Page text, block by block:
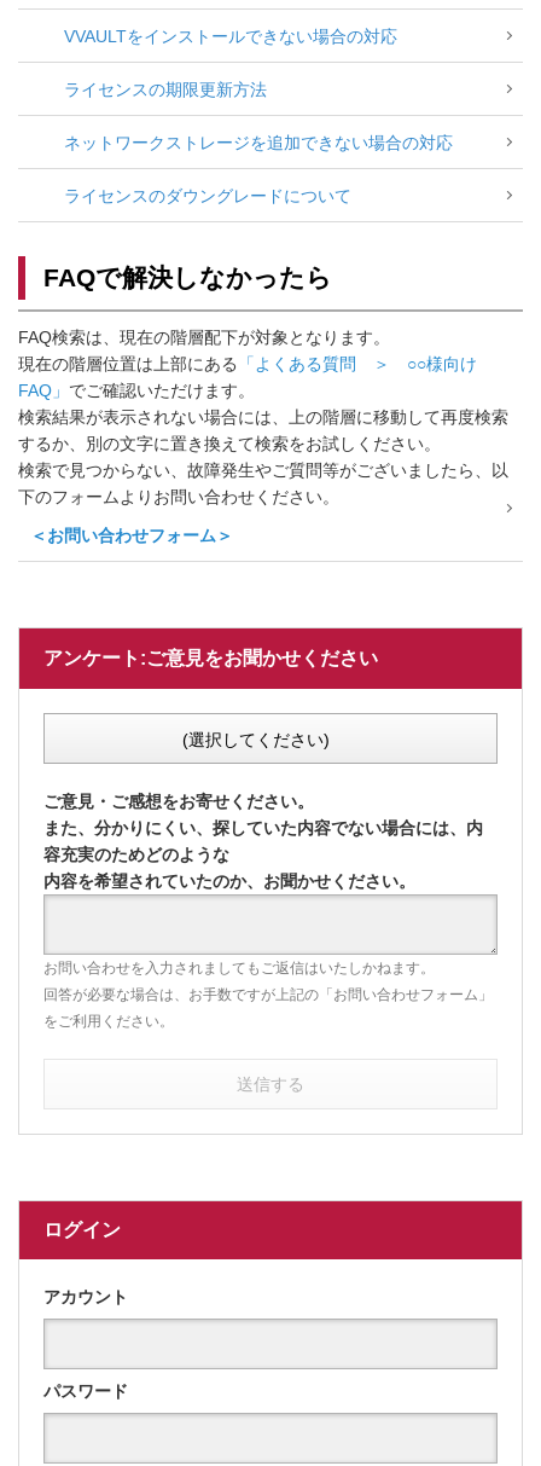
VVAULTをインストールできない場合の対応
ライセンスの期限更新方法
ネットワークストレージを追加できない場合の対応
ライセンスのダウングレードについて
FAQで解決しなかったら
FAQ検索は、現在の階層配下が対象となります。
現在の階層位置は上部にある
「よくある質問 ＞ ○○様向け
FAQ」 でご確認いただけます。
検索結果が表示されない場合には、上の階層に移動して再度検索
するか、別の文字に置き換えて検索をお試しください。
検索で見つからない、故障発生やご質問等がございましたら、以
下のフォームよりお問い合わせください。
＜お問い合わせフォーム＞
アンケート:ご意見をお聞かせください
(選択してください)
ご意見・ご感想をお寄せください。
また、分かりにくい、探していた内容でない場合には、内
容充実のためどのような
内容を希望されていたのか、お聞かせください。
お問い合わせを入力されましてもご返信はいたしかねます。
回答が必要な場合は、お手数ですが上記の「お問い合わせフォーム」
をご利用ください。
送信する
ログイン
アカウント
パスワード